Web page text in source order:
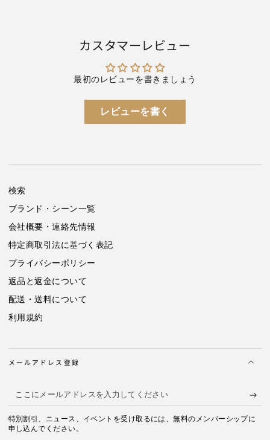
カスタマーレビュー
最初のレビューを書きましょう
レビューを書く
検索
ブランド・シーン一覧
会社概要・連絡先情報
特定商取引法に基づく表記
プライバシーポリシー
返品と返金について
配送・送料について
利用規約
メールアドレス登録
こ
こ
に
特別割引、ニュース、イベントを受け取るには、無料のメンバーシップに
申し込んでください。